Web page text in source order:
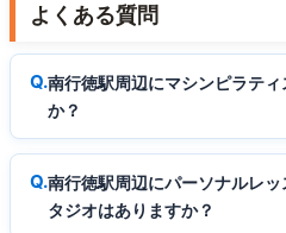
よくある質問
南行徳駅周辺にマシンピラテ
か？
南行徳駅周辺にパーソナルレ
タジオはありますか？